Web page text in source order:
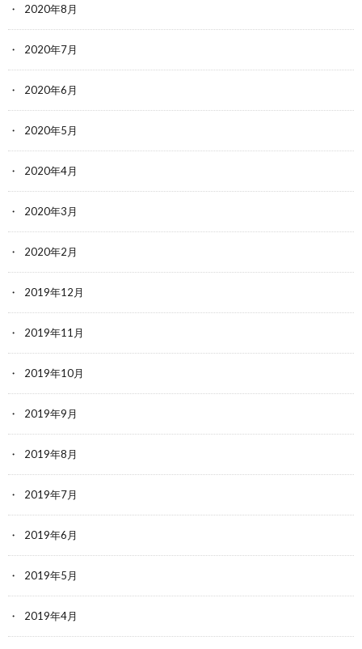
2020年8月
2020年7月
2020年6月
2020年5月
2020年4月
2020年3月
2020年2月
2019年12月
2019年11月
2019年10月
2019年9月
2019年8月
2019年7月
2019年6月
2019年5月
2019年4月